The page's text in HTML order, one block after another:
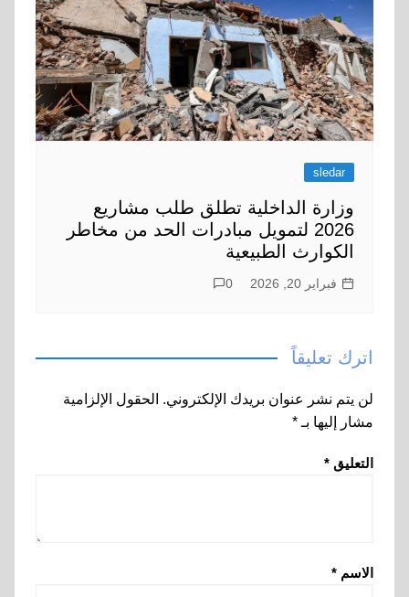
sledar
وزارة الداخلية تطلق طلب مشاريع
2026 لتمويل مبادرات الحد من مخاطر
الكوارث الطبيعية
فبراير 20, 2026 0
اترك تعليقاً
لن يتم نشر عنوان بريدك الإلكتروني. الحقول الإلزامية
مشار إليها بـ*
التعليق*
الاسم*